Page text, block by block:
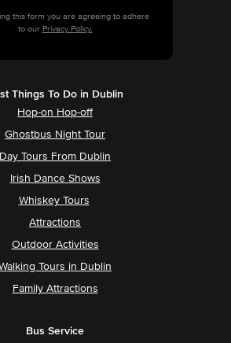
this form you are agreeing to adhere
to our Privacy Policy.
Things To Do in Dublin
Hop-on Hop-off
Ghostbus Night Tour
Day Tours From Dublin
Irish Dance Shows
Whiskey Tours
Attractions
Outdoor Activities
Tours in Dublin
Family Attractions
Bus Service